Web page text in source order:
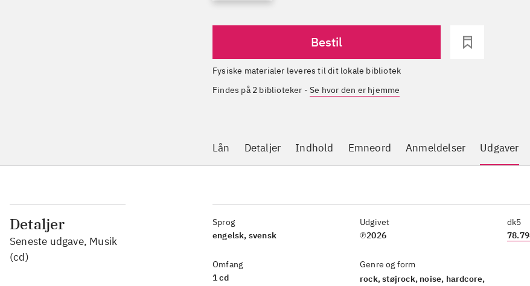
Bestil
Fysiske materialer leveres til dit lokale bibliotek
Findes på 2 biblioteker -Se hvor den er hjemme
Lån Detaljer Indhold Emneord Anmeldelser Udgaver
Detaljer
Seneste udgave, Musik
(cd)
Sprog
engelsk, svensk
Omfang
1 cd
Udgivet
℗2026
Genre og form
rock, støjrock, noise, hardcore,
dk5